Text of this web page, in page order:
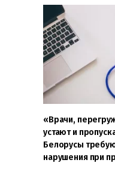
«Врачи,
устают и
Белорусы
нарушения при